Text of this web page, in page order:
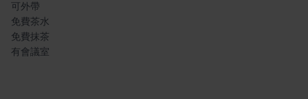
可外帶
免費茶水
免費抹茶
有會議室